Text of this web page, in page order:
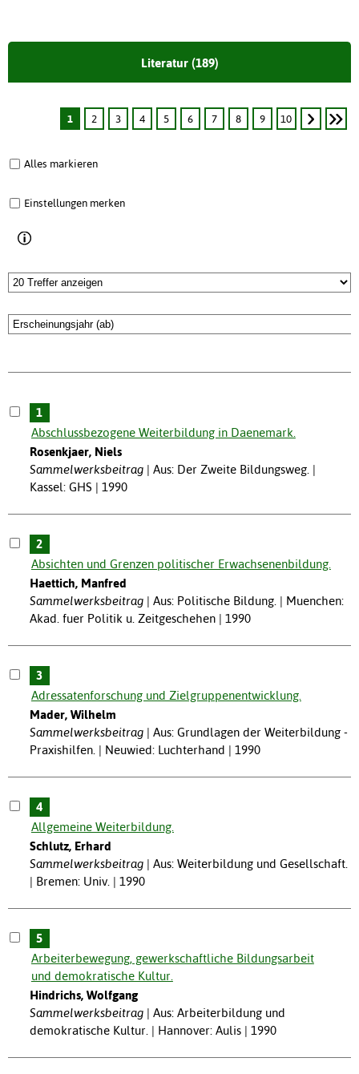
Literatur (189)
1 2 3 4 5 6 7 8 9 10
Alles markieren
Einstellungen merken
1
Abschlussbezogene Weiterbildung in Daenemark.
Rosenkjaer, Niels
Sammelwerksbeitrag
Aus: Der Zweite Bildungsweg. |
Kassel: GHS | 1990
2
Absichten und Grenzen politischer Erwachsenenbildung.
Haettich, Manfred
Sammelwerksbeitrag
Aus: Politische Bildung. | Muenchen:
Akad. fuer Politik u. Zeitgeschehen | 1990
3
Adressatenforschung und Zielgruppenentwicklung.
Mader, Wilhelm
Sammelwerksbeitrag
Aus: Grundlagen der Weiterbildung -
Praxishilfen. | Neuwied: Luchterhand | 1990
4
Allgemeine Weiterbildung.
Schlutz, Erhard
Sammelwerksbeitrag
Aus: Weiterbildung und Gesellschaft.
| Bremen: Univ. | 1990
5
Arbeiterbewegung, gewerkschaftliche Bildungsarbeit
und demokratische Kultur.
Hindrichs, Wolfgang
Sammelwerksbeitrag
Aus: Arbeiterbildung und
demokratische Kultur. | Hannover: Aulis | 1990